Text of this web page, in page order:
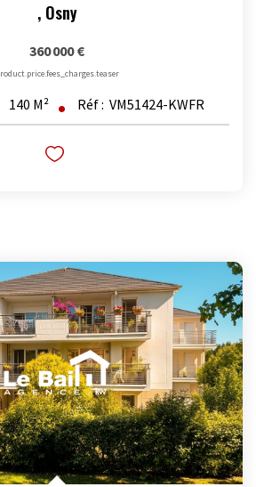
, Osny
360 000 €
140 M² Réf : VM51424-KWFR